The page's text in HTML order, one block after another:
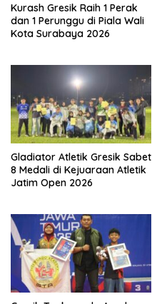
Kurash Gresik Raih 1 Perak
dan 1 Perunggu di Piala Wali
Kota Surabaya 2026
Gladiator Atletik Gresik Sabet
8 Medali di Kejuaraan Atletik
Jatim Open 2026